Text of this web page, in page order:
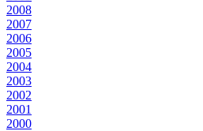
2008
2007
2006
2005
2004
2003
2002
2001
2000